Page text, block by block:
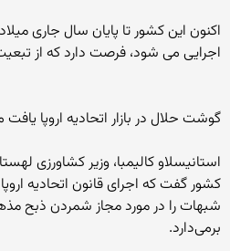
اکنون این کشور تا پایان سال جاری
اجرایی می شود، فرصت دارد که از
گوشت حلال در بازار اتحادیه اروپا
استانیسلاو کالیمبا، وزیر کشاورزی
کشور گفت که اجرای قانون اتحادیه
شبهات را در مورد مجاز شمردن ذبح
برمی‌دارد.